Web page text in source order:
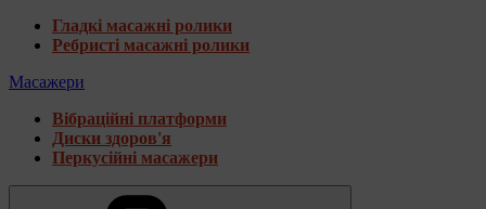
Гладкі масажні ролики
Ребристі масажні ролики
Масажери
Вібраційні платформи
Диски здоров'я
Перкусійні масажери